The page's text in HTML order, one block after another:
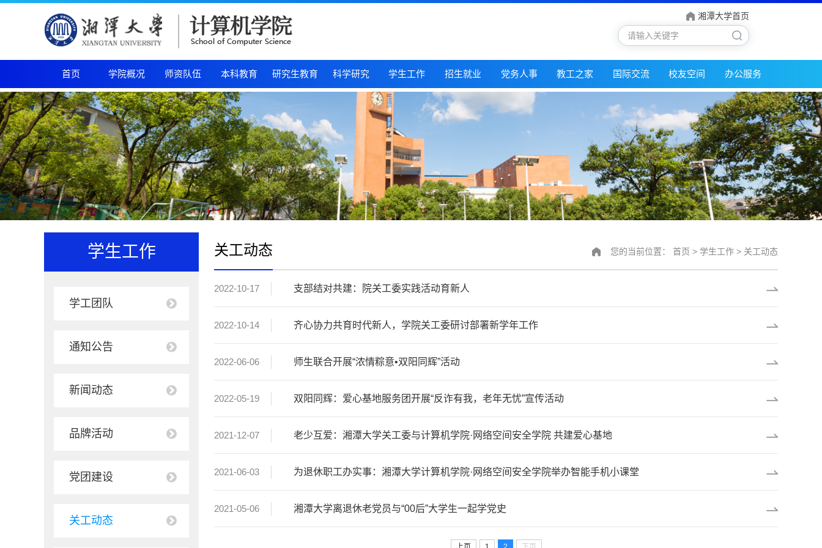
湘潭大学首页
首页 学院概况 师资队伍 本科教育 研究生教育 科学研究 学生工作 招生就业 党务人事 教工之家 国际交流 校友空间 办公服务
学生工作
学工团队
通知公告
新闻动态
品牌活动
党团建设
关工动态
关工动态 您的当前位置： 首页 > 学生工作 > 关工动态
2022-10-17 支部结对共建：院关工委实践活动育新人
2022-10-14 齐心协力共育时代新人，学院关工委研讨部署新学年工作
2022-06-06 师生联合开展“浓情粽意•双阳同辉”活动
2022-05-19 双阳同辉：爱心基地服务团开展“反诈有我，老年无忧”宣传活动
2021-12-07 老少互爱：湘潭大学关工委与计算机学院·网络空间安全学院 共建爱心基地
2021-06-03 为退休职工办实事：湘潭大学计算机学院·网络空间安全学院举办智能手机小课堂
2021-05-06 湘潭大学离退休老党员与“00后”大学生一起学党史